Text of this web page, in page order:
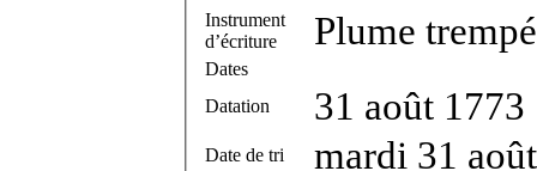
Instrument
d’écriture
Plume
Dates
Datation
31 août 1773
Date de tri mardi 31